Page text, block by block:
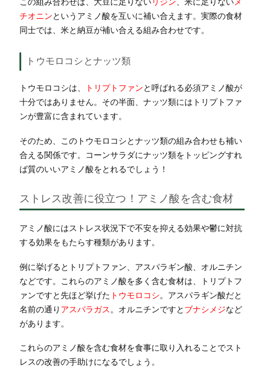
チオニンというアミノ酸を互いに補い合えます。実際の食材
同士では、米と納豆が補い合える組み合わせです。
トウモロコシとナッツ類
トウモロコシは、 トリプトファンと呼ばれる必須アミノ酸が
十分ではありません。その半面、ナッツ類にはトリプトファ
ンが豊富に含まれています。
そのため、このトウモロコシとナッツ類の組み合わせも補い
合える関係です。コーンサラダにナッツ類をトッピングすれ
ば質のいいアミノ酸をとれるでしょう！
ストレス改善に役立つ！アミノ酸を含む食材
アミノ酸にはストレス状況下で不安を抑える効果や鬱に対抗
する効果をもたらす種類があります。
例に挙げるとトリプトファン、アスパラギン酸、オルニチン
などです。これらのアミノ酸を多く含む食材は、トリプトフ
ァンですと先ほど挙げた トウモロコシ。アスパラギン酸だと
名前の通り アスパラガス 。オルニチンですと ブナシメジなど
があります。
これらのアミノ酸を含む食材を食事に取り入れることでスト
レスの改善の手助けになるでしょう。